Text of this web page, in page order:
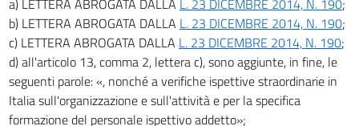
a) LETTERA ABROGATA DALLA L. 23 DICEMBRE 2014, N. 190;
b) LETTERA ABROGATA DALLA L. 23 DICEMBRE 2014, N. 190;
c) LETTERA ABROGATA DALLA L. 23 DICEMBRE 2014, N. 190;
d) all'articolo 13, comma 2, lettera c), sono aggiunte, in fine, le
seguenti parole: «, nonché a verifiche ispettive straordinarie in
Italia sull'organizzazione e sull'attività e per la specifica
formazione del personale ispettivo addetto»;